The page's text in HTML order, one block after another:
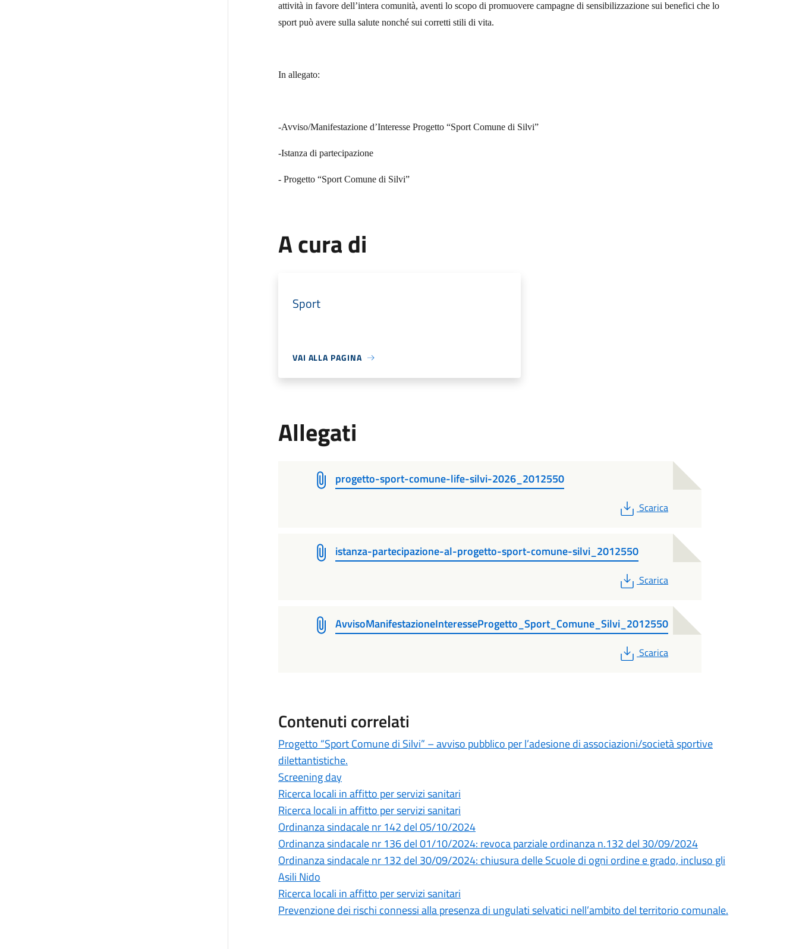
attività in favore dell’intera comunità, aventi lo scopo di promuovere campagne di sensibilizzazione sui benefici che lo
sport può avere sulla salute nonché sui corretti stili di vita.
In allegato:
-Avviso/Manifestazione d’Interesse Progetto “Sport Comune di Silvi”
-Istanza di partecipazione
- Progetto “Sport Comune di Silvi”
A cura di
Sport
VAI ALLA PAGINA
Allegati
progetto-sport-comune-life-silvi-2026_2012550
PDF
Scarica
istanza-partecipazione-al-progetto-sport-comune-silvi_2012550
PDF
Scarica
AvvisoManifestazioneInteresseProgetto_Sport_Comune_Silvi_2012550
PDF
Scarica
Contenuti correlati
Progetto “Sport Comune di Silvi” – avviso pubblico per l’adesione di associazioni/società sportive
dilettantistiche.
Screening day
Ricerca locali in affitto per servizi sanitari
Ricerca locali in affitto per servizi sanitari
Ordinanza sindacale nr 142 del 05/10/2024
Ordinanza sindacale nr 136 del 01/10/2024: revoca parziale ordinanza n.132 del 30/09/2024
Ordinanza sindacale nr 132 del 30/09/2024: chiusura delle Scuole di ogni ordine e grado, incluso gli
Asili Nido
Ricerca locali in affitto per servizi sanitari
Prevenzione dei rischi connessi alla presenza di ungulati selvatici nell’ambito del territorio comunale.